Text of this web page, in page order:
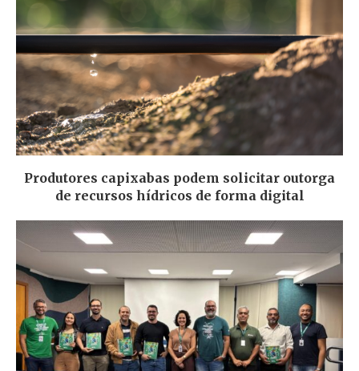
Produtores capixabas podem solicitar outorga
de recursos hídricos de forma digital